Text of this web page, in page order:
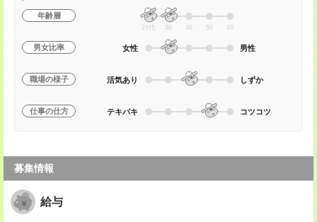
年齢層
20代 30 40 50 60
男女比率 女性 男性
職場の様子 活気あり しずか
仕事の仕方 テキパキ コツコツ
募集情報
給与